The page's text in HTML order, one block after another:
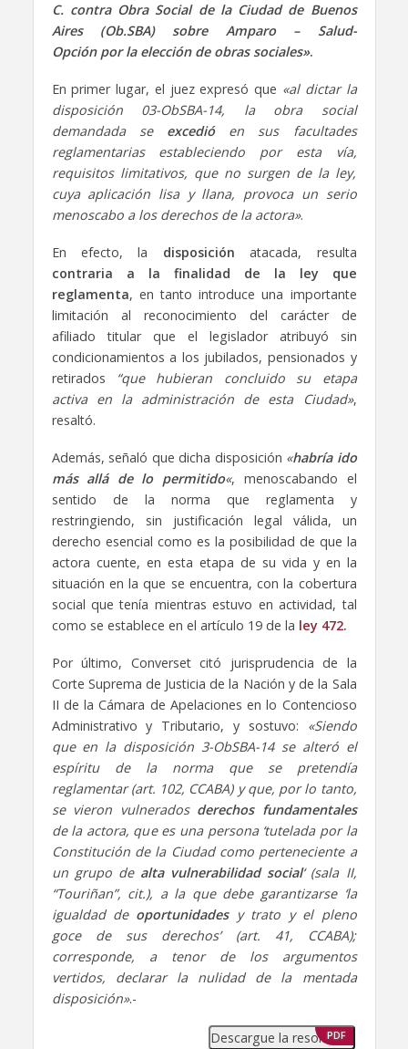
C. contra Obra Social de la Ciudad de Buenos
Aires (Ob.SBA) sobre Amparo – Salud-
Opción por la elección de obras sociales».
En primer lugar, el juez expresó que «al dictar la
disposición 03-ObSBA-14, la obra social
demandada se excedióen sus facultades
reglamentarias estableciendo por esta vía,
requisitos limitativos, que no surgen de la ley,
cuya aplicación lisa y llana, provoca un serio
menoscabo a los derechos de la actora».
En efecto, la disposición atacada, resulta
contraria a la finalidad de la ley que
reglamenta, en tanto introduce una importante
limitación al reconocimiento del carácter de
afiliado titular que el legislador atribuyó sin
condicionamientos a los jubilados, pensionados y
retirados
“que hubieran concluido su etapa
activa en la administración de esta Ciudad»,
resaltó.
Además, señaló que dicha disposición «habría ido
más allá de lo permitido«, menoscabando el
sentido de la norma que reglamenta y
restringiendo, sin justificación legal válida, un
derecho esencial como es la posibilidad de que la
actora cuente, en esta etapa de su vida y en la
situación en la que se encuentra, con la cobertura
social que tenía mientras estuvo en actividad, tal
como se establece en el artículo 19 de la ley 472.
Por último, Converset citó jurisprudencia de la
Corte Suprema de Justicia de la Nación y de la Sala
II de la Cámara de Apelaciones en lo Contencioso
Administrativo y Tributario, y sostuvo: «Siendo
que en la disposición 3-ObSBA-14 se alteró el
espíritu de la norma que se pretendía
reglamentar (art. 102, CCABA) y que, por lo tanto,
se vieron vulnerados derechos fundamentales
de la actora, que es una persona ‘tutelada por la
Constitución de la Ciudad como perteneciente a
un grupo de alta vulnerabilidad social‘ (sala II,
“Touriñan”, cit.), a la que debe garantizarse ‘la
igualdad de oportunidadesy trato y el pleno
goce de sus derechos’ (art. 41, CCABA);
corresponde, a tenor de los argumentos
vertidos, declarar la nulidad de la mentada
disposición».-
Descargue la resolución
PDF